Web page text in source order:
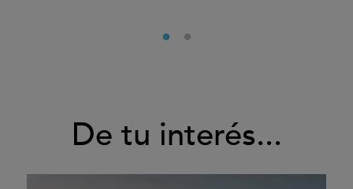
De tu interés...